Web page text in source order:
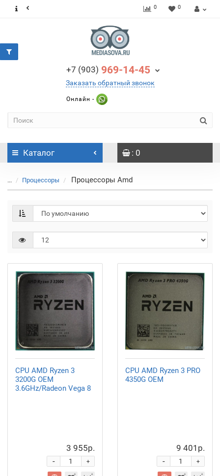
0 0
+7 (903) 969-14-45
Заказать обратный звонок
Онлайн -
Каталог : 0
... Процессоры Процессоры Amd
CPU AMD Ryzen 3
3200G OEM
3.6GHz/Radeon Vega 8
3 955р.
+
-
CPU AMD Ryzen 3 PRO
4350G OEM
9 401р.
+
-